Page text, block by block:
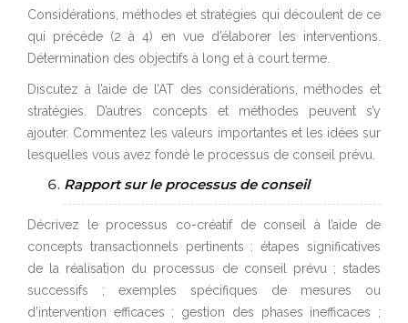
Considérations, méthodes et stratégies qui découlent de ce
qui précède (2 à 4) en vue d’élaborer les interventions.
Détermination des objectifs à long et à court terme.
Discutez à l’aide de l’AT des considérations, méthodes et
stratégies. D’autres concepts et méthodes peuvent s’y
ajouter. Commentez les valeurs importantes et les idées sur
lesquelles vous avez fondé le processus de conseil prévu.
Rapport sur le processus de conseil
Décrivez le processus co-créatif de conseil à l’aide de
concepts transactionnels pertinents : étapes significatives
de la réalisation du processus de conseil prévu ; stades
successifs ; exemples spécifiques de mesures ou
d’intervention efficaces ; gestion des phases inefficaces ;